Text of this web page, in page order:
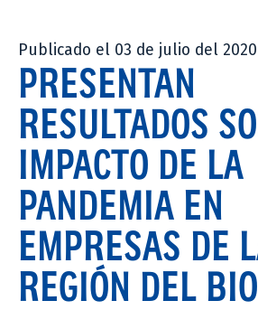
Publicado el 03 de julio del 2020
PRESENTAN
RESULTADOS
IMPACTO DE LA
PANDEMIA EN
EMPRESAS DE
REGIÓN DEL